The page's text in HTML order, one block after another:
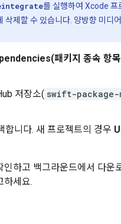
를 실행하여 Xcode 프
삭제할 수 있습니다. 양방향 미디
패키지 종속 항
저장소( swift-
니다. 새 프로젝트의 경우
하고 백그라운드에서 다운
하세요.